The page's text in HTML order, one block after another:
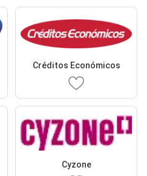
Créditos Económicos
Cyzone